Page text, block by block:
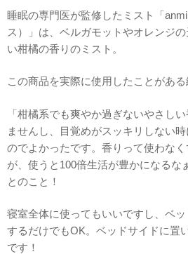
睡眠の専門医が監修したミスト「
ス）」は、ベルガモットやオレンジ
い柑橘の香りのミスト。
この商品を実際に使用したことがある
「柑橘系でも爽やか過ぎないやさし
ませんし、目覚めがスッキリしない
のでよかったです。香りって使わな
が、使うと100倍生活が豊かになるな
とのこと！
寝室全体に使ってもいいですし、ベ
するだけでもOK。ベッドサイドに置
です！